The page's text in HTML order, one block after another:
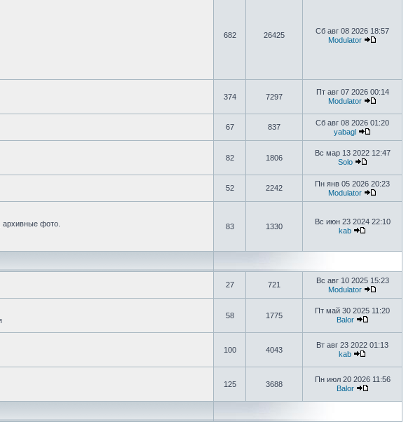
682 26425
Сб авг 08 2026 18:57
Modulator
374 7297
Пт авг 07 2026 00:14
Modulator
67 837
Сб авг 08 2026 01:20
yabagl
82 1806
Вс мар 13 2022 12:47
Solo
52 2242
Пн янв 05 2026 20:23
Modulator
фото.
83 1330
Вс июн 23 2024 22:10
kab
27 721
Вс авг 10 2025 15:23
Modulator
58 1775
Пт май 30 2025 11:20
Balor
100 4043
Вт авг 23 2022 01:13
kab
125 3688
Пн июл 20 2026 11:56
Balor